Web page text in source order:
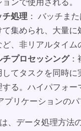
ョンで使用される。
チ処理 ： バッチま
て集められ、大量
ど、非リアルタイム
チプロセッシング：
してタスクを同時
する。ハイパフォ
プリケーションの
、データ処理方法